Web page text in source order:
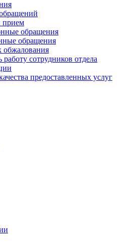
обращения
обращения
обжалования
сотрудников отдела
предоставленных услуг